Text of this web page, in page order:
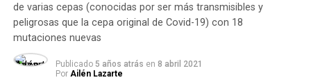
de varias cepas (conocidas por ser más transmisibles y
peligrosas que la cepa original de Covid-19) con 18
mutaciones nuevas
Publicado 5 años atrás en 8 abril 2021
Por Ailén Lazarte